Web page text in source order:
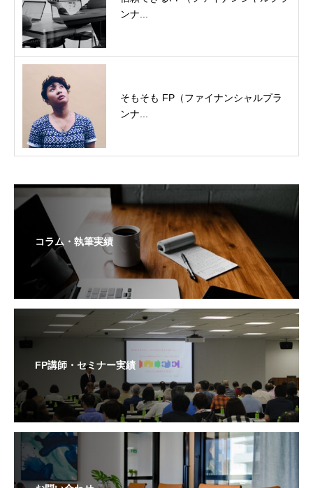
ンナ...
そもそも FP（ファイナンシャルプラ
ンナ...
コラム・執筆実績
FP講師・セミナー実績